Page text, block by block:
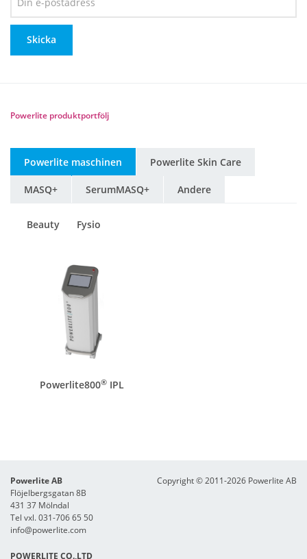
Powerlite produktportfölj
Powerlite maschinen Powerlite Skin Care
MASQ+ SerumMASQ+ Andere
Beauty Fysio
Powerlite800® IPL
Powerlite AB
Flöjelbergsgatan 8B
431 37 Mölndal
Tel vxl. 031-706 65 50
info@powerlite.com
POWERLITE CO.,LTD
Copyright © 2011-2026 Powerlite AB